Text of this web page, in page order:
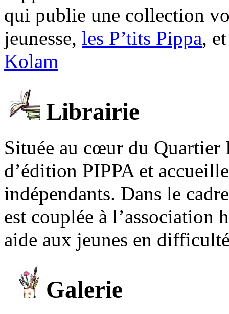
qui publie une collection
jeunesse, les P’tits Pippa,
Kolam
Librairie
Située au cœur du Quartier
d’édition PIPPA et
indépendants. Dans le
est couplée à l’association
aide aux jeunes en
Galerie